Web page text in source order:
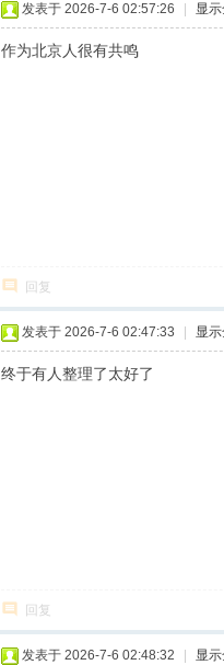
发表于 2026-7-6 02:57:26 显
作为北京人很有共鸣
回复
发表于 2026-7-6 02:47:33 显
终于有人整理了太好了
回复
发表于 2026-7-6 02:48:32 显